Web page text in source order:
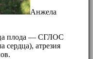
Анжела
плода — СГЛОС
сердца), атрезия